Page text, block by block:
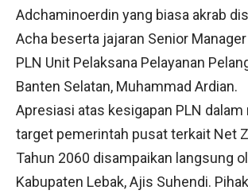
Adchaminoerdin yang biasa akrab
Acha beserta jajaran Senior
PLN Unit Pelaksana Pelayanan
Banten Selatan, Muhammad Ardian.
Apresiasi atas kesigapan PLN
target pemerintah pusat terkait Net
Tahun 2060 disampaikan langsung
Kabupaten Lebak, Ajis Suhendi.